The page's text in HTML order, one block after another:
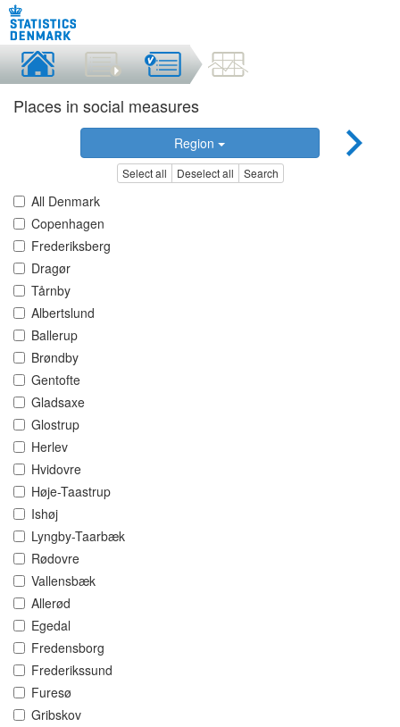
Places in social measures
Region
Select all Deselect all Search
All Denmark
Copenhagen
Frederiksberg
Dragør
Tårnby
Albertslund
Ballerup
Brøndby
Gentofte
Gladsaxe
Glostrup
Herlev
Hvidovre
Høje-Taastrup
Ishøj
Lyngby-Taarbæk
Rødovre
Vallensbæk
Allerød
Egedal
Fredensborg
Frederikssund
Furesø
Gribskov